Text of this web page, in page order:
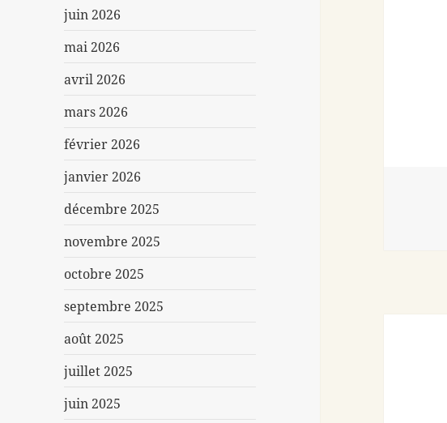
juin 2026
mai 2026
avril 2026
mars 2026
février 2026
janvier 2026
décembre 2025
novembre 2025
octobre 2025
septembre 2025
août 2025
juillet 2025
juin 2025